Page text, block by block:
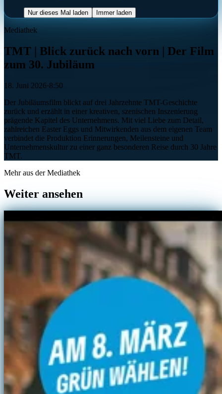
Nur dieses Mal laden Immer laden
Mediathek
TMT | Blick zurück nach vorn | Der Film
zum 30. Jubiläum
18. Juni 2026·8:50
Der Jubiläumsfilm blickt auf drei Jahrzehnte TMT-Geschichte
zurück und erzählt in einer kreativen, szenischen Inszenierung
prägende Kapitel des Unternehmens. Mit viel Liebe zum Detail,
zahlreichen Easter Eggs und Mitwirkenden aus dem eigenen Team
verbindet die Produktion Erinnerungen, Meilensteine und
Unternehmenskultur zu einer ganz besonderen Reise durch 30 Jahre
TMT.
Mehr aus der Mediathek
Weiter ansehen